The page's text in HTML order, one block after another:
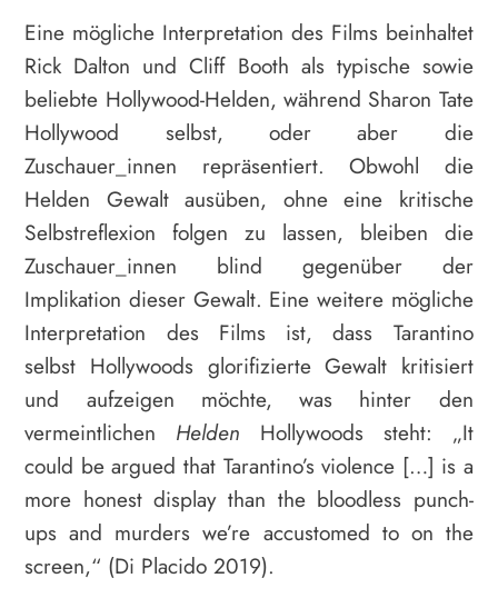
Eine mögliche Interpretation des Films beinhaltet
Rick Dalton und Cliff Booth als typische sowie
beliebte Hollywood-Helden, während Sharon Tate
Hollywood selbst, oder aber die
Zuschauer_innen repräsentiert. Obwohl die
Helden Gewalt ausüben, ohne eine kritische
Selbstreflexion folgen zu lassen, bleiben die
Zuschauer_innen blind gegenüber der
Implikation dieser Gewalt. Eine weitere mögliche
Interpretation des Films ist, dass Tarantino
selbst Hollywoods glorifizierte Gewalt kritisiert
und aufzeigen möchte, was hinter den
vermeintlichen Helden Hollywoods steht: „It
could be argued that Tarantino’s violence […] is a
more honest display than the bloodless punch-
ups and murders we’re accustomed to on the
screen,“ (Di Placido 2019).